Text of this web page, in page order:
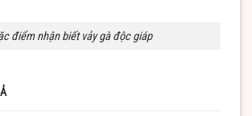
điểm nhận biết vảy gà độc giáp